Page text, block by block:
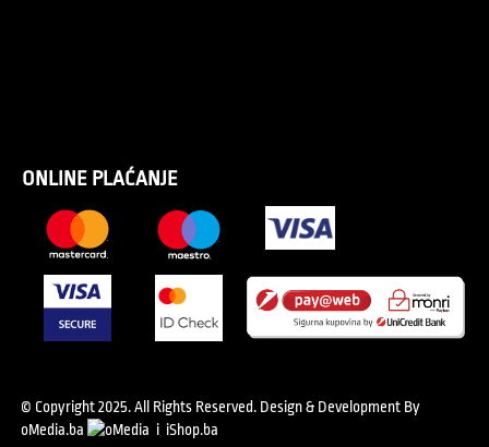
ONLINE PLAĆANJE
© Copyright 2025. All Rights Reserved. Design & Development By
oMedia.ba
i iShop.ba